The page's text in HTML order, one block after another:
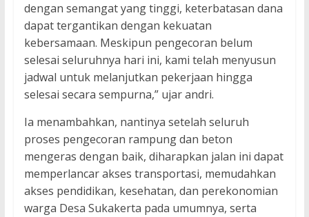
dengan semangat yang tinggi, keterbatasan dana
dapat tergantikan dengan kekuatan
kebersamaan. Meskipun pengecoran belum
selesai seluruhnya hari ini, kami telah menyusun
jadwal untuk melanjutkan pekerjaan hingga
selesai secara sempurna,” ujar andri.
Ia menambahkan, nantinya setelah seluruh
proses pengecoran rampung dan beton
mengeras dengan baik, diharapkan jalan ini dapat
memperlancar akses transportasi, memudahkan
akses pendidikan, kesehatan, dan perekonomian
warga Desa Sukakerta pada umumnya, serta